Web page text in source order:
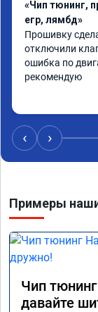
«Чип тюнинг,
егр, лямбд»
Прошивку
отключили
ошибка по
рекомендую
‹ ›
Примеры
Чип
давайте